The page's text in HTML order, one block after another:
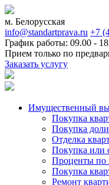
м. Белорусская
info@standartprava.ru +7
График работы: 09.00 -
Прием только по
Заказать услугу
Имущественный
Покупка
Покупка
Отделка
Покупка или
Проценты по
Покупка
Ремонт